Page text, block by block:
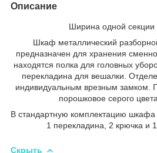
Описание
Ширина одной секции
Шкаф металлический
предназначен для хранения
находятся полка для головных
перекладина для вешалки.
индивидуальным врезным замком.
порошковое серого
В стандартную комплектацию
1 перекладина, 2 крючка и
Скрыть